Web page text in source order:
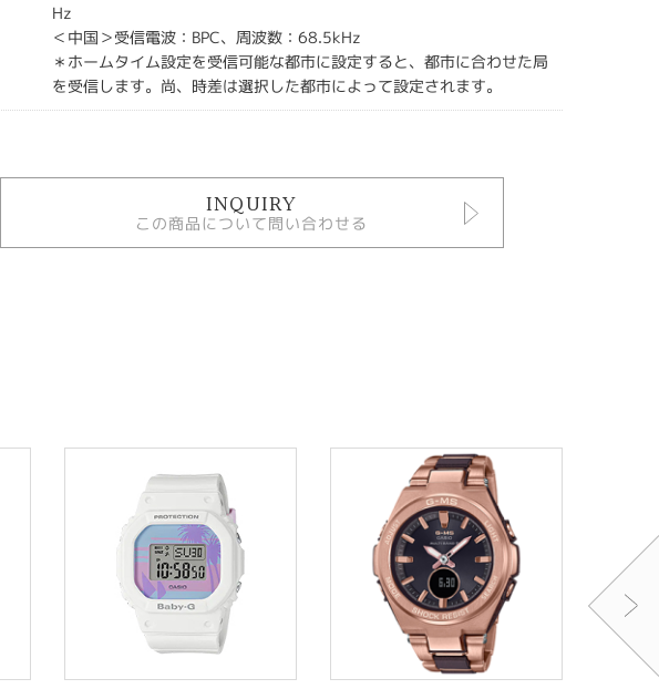
Hz
＜中国＞受信電波：BPC、周波数：68.5kHz
＊ホームタイム設定を受信可能な都市に設定すると、都市に合わせた局
を受信します。尚、時差は選択した都市によって設定されます。
INQUIRY
この商品について問い合わせる